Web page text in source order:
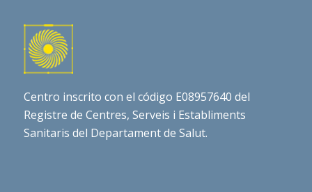
Centro inscrito con el código E08957640 del
Registre de Centres, Serveis i Establiments
Sanitaris del Departament de Salut.